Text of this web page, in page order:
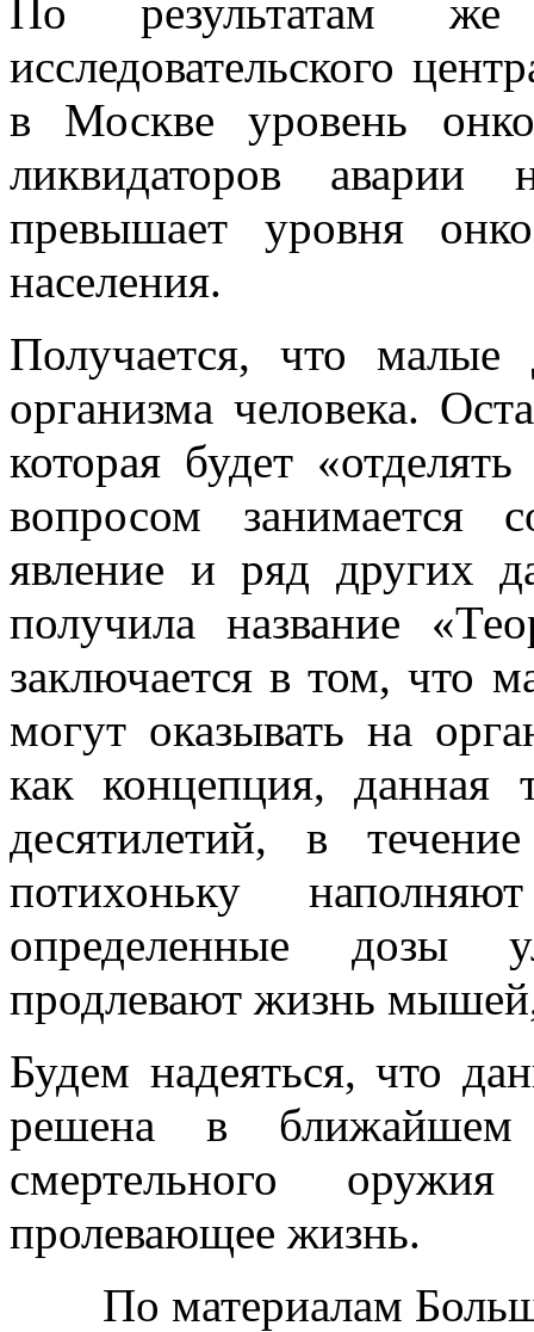
По результатам же
исследовательского
в Москве уровень
ликвидаторов
превышает уровня
населения.
Получается, что
организма человека.
которая будет
вопросом занимается
явление и ряд других
получила название
заключается в том, что
могут оказывать на
как концепция, данная
десятилетий, в
потихоньку
определенные дозы
продлевают жизнь
Будем надеяться, что
решена в
смертельного
пролевающее жизнь.
По материалам